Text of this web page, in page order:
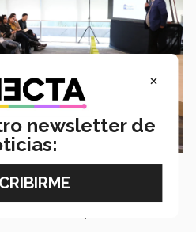
para que el desarrollo urbano se dé
la parte central de la transformación,
ciudad más equitativa.
×
newsletter de